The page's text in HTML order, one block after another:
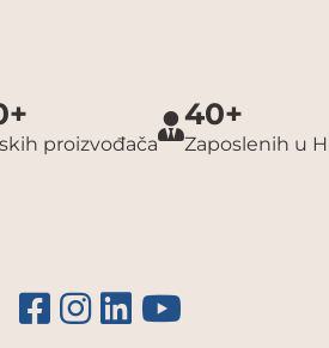
proizvođača
40+
Zaposlenih u